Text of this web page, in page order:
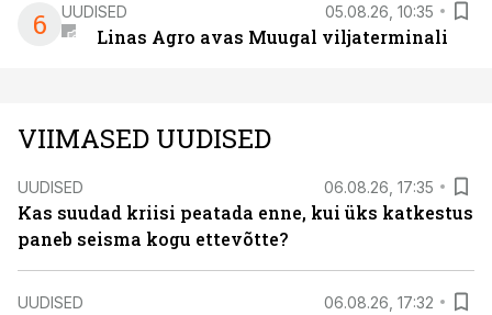
6 UUDISED 05.08.26, 10:35
Linas Agro avas Muugal viljaterminali
VIIMASED UUDISED
UUDISED 06.08.26, 17:35
Kas suudad kriisi peatada enne, kui üks katkestus
paneb seisma kogu ettevõtte?
UUDISED 06.08.26, 17:32